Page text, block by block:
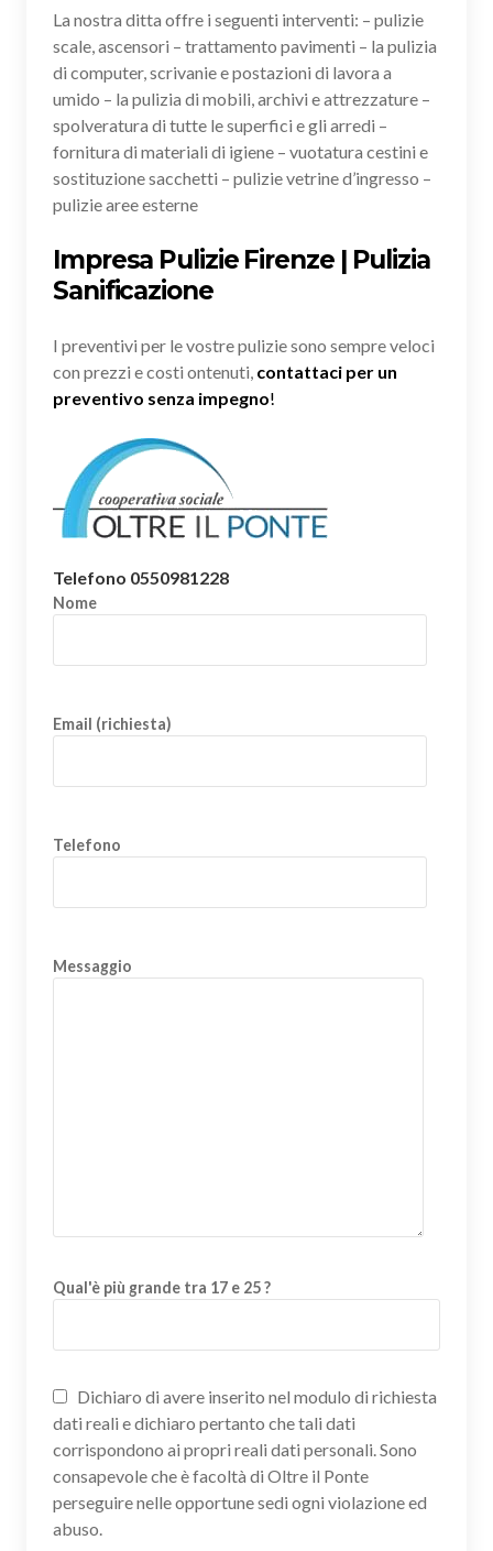
La nostra ditta offre i seguenti interventi: – pulizie
scale, ascensori – trattamento pavimenti – la pulizia
di computer, scrivanie e postazioni di lavora a
umido – la pulizia di mobili, archivi e attrezzature –
spolveratura di tutte le superfici e gli arredi –
fornitura di materiali di igiene – vuotatura cestini e
sostituzione sacchetti – pulizie vetrine d’ingresso –
pulizie aree esterne
Impresa Pulizie Firenze | Pulizia
Sanificazione
I preventivi per le vostre pulizie sono sempre veloci
con prezzi e costi ontenuti, contattaci per un
preventivo senza impegno!
Telefono 0550981228
Nome
Email (richiesta)
Telefono
Messaggio
Qual'è più grande tra 17 e 25 ?
Dichiaro di avere inserito nel modulo di richiesta
dati reali e dichiaro pertanto che tali dati
corrispondono ai propri reali dati personali. Sono
consapevole che è facoltà di Oltre il Ponte
perseguire nelle opportune sedi ogni violazione ed
abuso.